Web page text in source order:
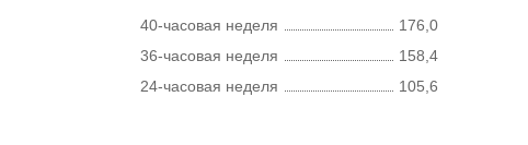
40-часовая неделя
176,0
36-часовая неделя
158,4
24-часовая неделя
105,6